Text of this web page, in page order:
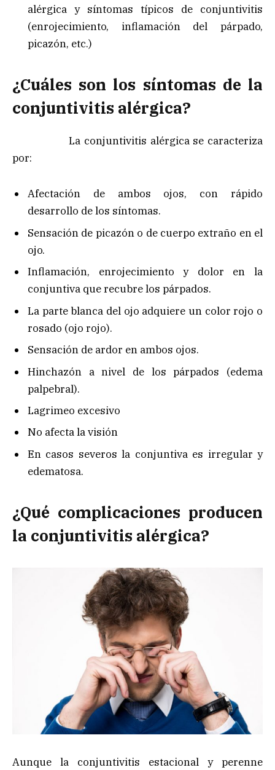
alérgica y síntomas típicos de conjuntivitis
(enrojecimiento, inflamación del párpado,
picazón, etc.)
¿Cuáles son los síntomas de la
conjuntivitis alérgica?
La conjuntivitis alérgica se caracteriza
por:
Afectación de ambos ojos, con rápido
desarrollo de los síntomas.
Sensación de picazón o de cuerpo extraño en el
ojo.
Inflamación, enrojecimiento y dolor en la
conjuntiva que recubre los párpados.
La parte blanca del ojo adquiere un color rojo o
rosado (ojo rojo).
Sensación de ardor en ambos ojos.
Hinchazón a nivel de los párpados (edema
palpebral).
Lagrimeo excesivo
No afecta la visión
En casos severos la conjuntiva es irregular y
edematosa.
¿Qué complicaciones producen
la conjuntivitis alérgica?
Aunque la conjuntivitis estacional y perenne